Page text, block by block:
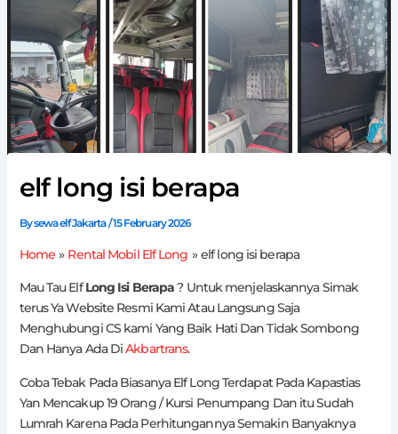
elf long isi berapa
Bysewa elf Jakarta/15 February 2026
Home Rental Mobil Elf Long elf long isi berapa
Mau Tau ElfLong Isi Berapa? Untuk menjelaskannya Simak
terus Ya Website Resmi Kami Atau Langsung Saja
Menghubungi CS kami Yang Baik Hati Dan Tidak Sombong
Dan Hanya Ada DiAkbartrans.
Coba Tebak Pada Biasanya Elf Long Terdapat Pada Kapastias
Yan Mencakup 19 Orang / Kursi Penumpang Dan itu Sudah
Lumrah Karena Pada Perhitungannya Semakin Banyaknya